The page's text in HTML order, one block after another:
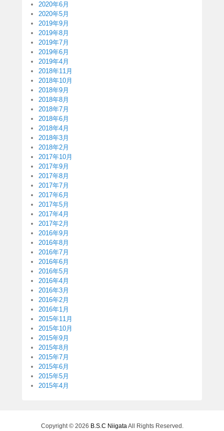
2020年6月
2020年5月
2019年9月
2019年8月
2019年7月
2019年6月
2019年4月
2018年11月
2018年10月
2018年9月
2018年8月
2018年7月
2018年6月
2018年4月
2018年3月
2018年2月
2017年10月
2017年9月
2017年8月
2017年7月
2017年6月
2017年5月
2017年4月
2017年2月
2016年9月
2016年8月
2016年7月
2016年6月
2016年5月
2016年4月
2016年3月
2016年2月
2016年1月
2015年11月
2015年10月
2015年9月
2015年8月
2015年7月
2015年6月
2015年5月
2015年4月
Copyright © 2026 B.S.C NiigataAll Rights Reserved.